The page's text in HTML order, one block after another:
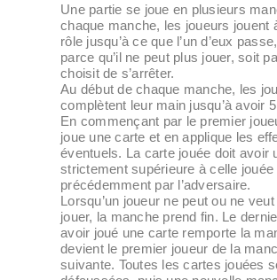
Une partie se joue en plusieurs
chaque manche, les joueurs jouent
rôle jusqu’à ce que l’un d’eux
parce qu’il ne peut plus jouer, soit
choisit de s’arrêter.
Au début de chaque manche, les
complètent leur main jusqu’à avoir
En commençant par le premier
joue une carte et en applique les
éventuels. La carte jouée doit avoir
strictement supérieure à celle jouée
précédemment par l’adversaire.
Lorsqu’un joueur ne peut ou ne
jouer, la manche prend fin. Le
avoir joué une carte remporte la
devient le premier joueur de la
suivante. Toutes les cartes jouées